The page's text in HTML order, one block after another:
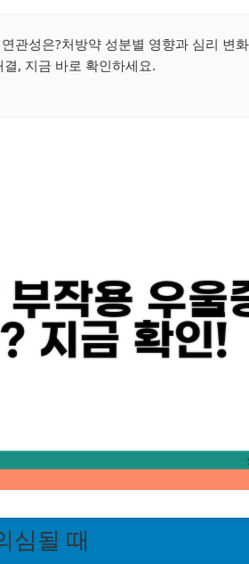
관성은?처방약 성분별 영향과 심리 변
결, 지금 바로 확인하세요.
심될 때